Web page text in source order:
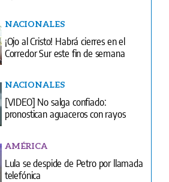
NACIONALES
¡Ojo al Cristo! Habrá cierres en el
Corredor Sur este fin de semana
NACIONALES
[VIDEO] No salga confiado:
pronostican aguaceros con rayos
AMÉRICA
Lula se despide de Petro por llamada
telefónica